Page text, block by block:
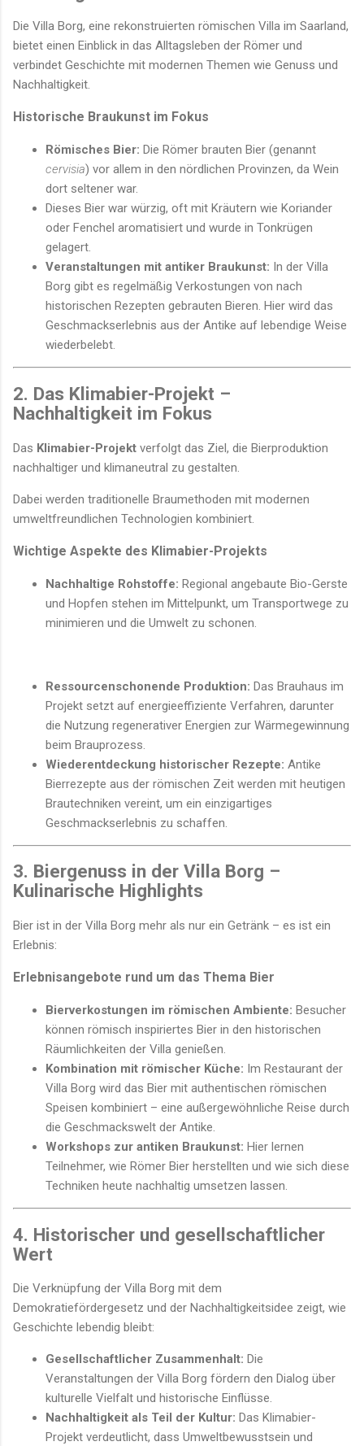
Die Villa Borg, eine rekonstruierten römischen Villa im Saarland,
bietet einen Einblick in das Alltagsleben der Römer und
verbindet Geschichte mit modernen Themen wie Genuss und
Nachhaltigkeit.
Historische Braukunst im Fokus
Römisches Bier: Die Römer brauten Bier (genannt
cervisia) vor allem in den nördlichen Provinzen, da Wein
dort seltener war.
Dieses Bier war würzig, oft mit Kräutern wie Koriander
oder Fenchel aromatisiert und wurde in Tonkrügen
gelagert.
Veranstaltungen mit antiker Braukunst: In der Villa
Borg gibt es regelmäßig Verkostungen von nach
historischen Rezepten gebrauten Bieren. Hier wird das
Geschmackserlebnis aus der Antike auf lebendige Weise
wiederbelebt.
2. Das Klimabier-Projekt –
Nachhaltigkeit im Fokus
Das Klimabier-Projekt verfolgt das Ziel, die Bierproduktion
nachhaltiger und klimaneutral zu gestalten.
Dabei werden traditionelle Braumethoden mit modernen
umweltfreundlichen Technologien kombiniert.
Wichtige Aspekte des Klimabier-Projekts
Nachhaltige Rohstoffe: Regional angebaute Bio-Gerste
und Hopfen stehen im Mittelpunkt, um Transportwege zu
minimieren und die Umwelt zu schonen.
Ressourcenschonende Produktion: Das Brauhaus im
Projekt setzt auf energieeffiziente Verfahren, darunter
die Nutzung regenerativer Energien zur Wärmegewinnung
beim Brauprozess.
Wiederentdeckung historischer Rezepte: Antike
Bierrezepte aus der römischen Zeit werden mit heutigen
Brautechniken vereint, um ein einzigartiges
Geschmackserlebnis zu schaffen.
3. Biergenuss in der Villa Borg –
Kulinarische Highlights
Bier ist in der Villa Borg mehr als nur ein Getränk – es ist ein
Erlebnis:
Erlebnisangebote rund um das Thema Bier
Bierverkostungen im römischen Ambiente: Besucher
können römisch inspiriertes Bier in den historischen
Räumlichkeiten der Villa genießen.
Kombination mit römischer Küche: Im Restaurant der
Villa Borg wird das Bier mit authentischen römischen
Speisen kombiniert – eine außergewöhnliche Reise durch
die Geschmackswelt der Antike.
Workshops zur antiken Braukunst: Hier lernen
Teilnehmer, wie Römer Bier herstellten und wie sich diese
Techniken heute nachhaltig umsetzen lassen.
4. Historischer und gesellschaftlicher
Wert
Die Verknüpfung der Villa Borg mit dem
Demokratiefördergesetz und der Nachhaltigkeitsidee zeigt, wie
Geschichte lebendig bleibt:
Gesellschaftlicher Zusammenhalt: Die
Veranstaltungen der Villa Borg fördern den Dialog über
kulturelle Vielfalt und historische Einflüsse.
Nachhaltigkeit als Teil der Kultur: Das Klimabier-
Projekt verdeutlicht, dass Umweltbewusstsein und